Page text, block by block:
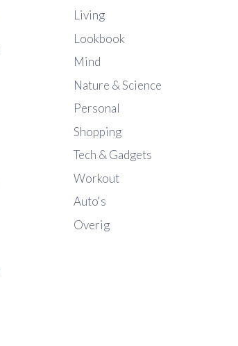
Living
Lookbook
Mind
Nature & Science
Personal
Shopping
Tech & Gadgets
Workout
Auto's
Overig